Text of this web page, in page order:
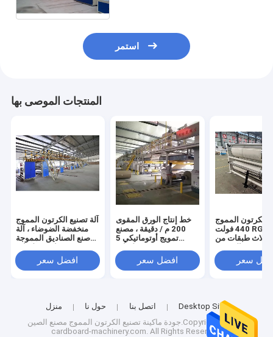
استمر
المنتجات الموصى بها
آلة تصنيع الكرتون المموج
منخفضة الضوضاء ، آلة
صنع الصناديق المموجة
افضل سعر
خط إنتاج الورق المقوى
200 م / دقيقة ، مصنع
تمويج أوتوماتيكي 5
افضل سعر
الكرتون المموج
440 فولت RG طبقة
وثلاث طبقات من
سعر
منزل حول نا اتصل بنا
Desktop Site
جودة ماكينة تصنيع الكرتون المموج مصنع الصين.Copyright © 2026
cardboard-machinery.com. All Rights Reserved.